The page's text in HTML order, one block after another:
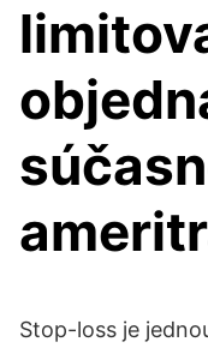
Stop-loss je